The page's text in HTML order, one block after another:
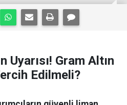
Uyarısı! Gram Altın
Edilmeli?